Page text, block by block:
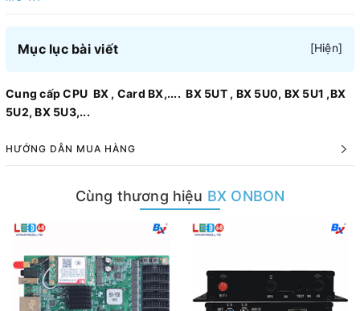
Mục lục bài viết [Hiện]
Cung cấp CPU BX , Card BX,.... BX 5UT , BX 5U0, BX 5U1 ,BX
5U2, BX 5U3,...
HƯỚNG DẪN MUA HÀNG
Cùng thương hiệu BX ONBON